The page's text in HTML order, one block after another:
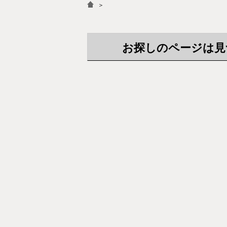
＞
お探しのページは